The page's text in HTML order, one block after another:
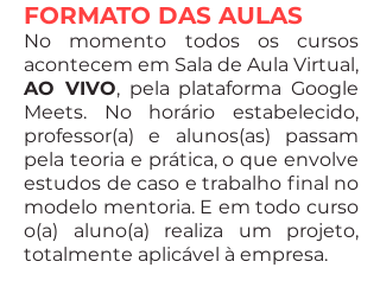
FORMATO DAS AULAS
No momento todos os cursos
acontecem em Sala de Aula Virtual,
AO VIVO, pela plataforma Google
Meets. No horário estabelecido,
professor(a) e alunos(as) passam
pela teoria e prática, o que envolve
estudos de caso e trabalho final no
modelo mentoria. E em todo curso
o(a) aluno(a) realiza um projeto,
totalmente aplicável à empresa.